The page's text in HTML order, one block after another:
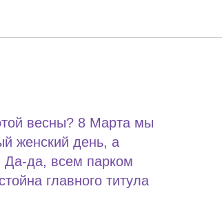
весны? 8 Марта мы
женский день, а
Да-да, всем парком
главного титула